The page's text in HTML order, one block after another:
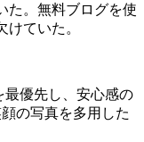
た。無料ブログを使
ていた。
最優先し、安心感の
の写真を多用した